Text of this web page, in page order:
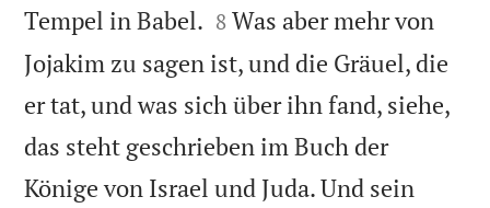
Tempel in Babel. 

8 Was aber mehr von
Jojakim zu sagen ist, und die Gräuel, die
er tat, und was sich über ihn fand, siehe,
das steht geschrieben im Buch der
Könige von Israel und Juda. Und sein